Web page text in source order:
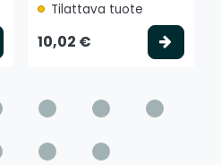
Valitse vaihtoehto
Tilattava tuote
10,02 €